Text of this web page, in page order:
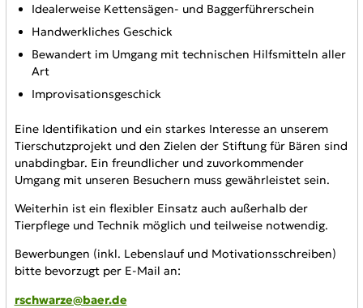
Idealerweise Kettensägen- und Baggerführerschein
Handwerkliches Geschick
Bewandert im Umgang mit technischen Hilfsmitteln aller
Art
Improvisationsgeschick
Eine Identifikation und ein starkes Interesse an unserem
Tierschutzprojekt und den Zielen der Stiftung für Bären sind
unabdingbar. Ein freundlicher und zuvorkommender
Umgang mit unseren Besuchern muss gewährleistet sein.
Weiterhin ist ein flexibler Einsatz auch außerhalb der
Tierpflege und Technik möglich und teilweise notwendig.
Bewerbungen (inkl. Lebenslauf und Motivationsschreiben)
bitte bevorzugt per E-Mail an:
rschwarze@baer.de